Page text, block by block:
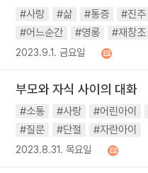
#사랑 #삶 #통증 #진주
#어느순간
#영롱 #재창조
2023.9.1. 금요일
부모와 자식 사이의 대화
#소통 #사랑 #어린아이
#질문
#단절 #자란아이
2023.8.31. 목요일